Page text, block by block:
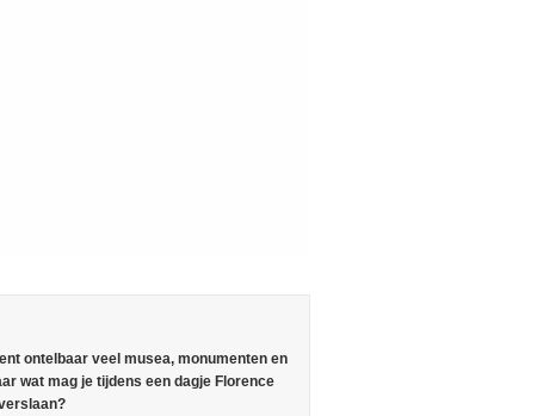
ontelbaar veel musea, monumenten en
wat mag je tijdens een dagje Florence